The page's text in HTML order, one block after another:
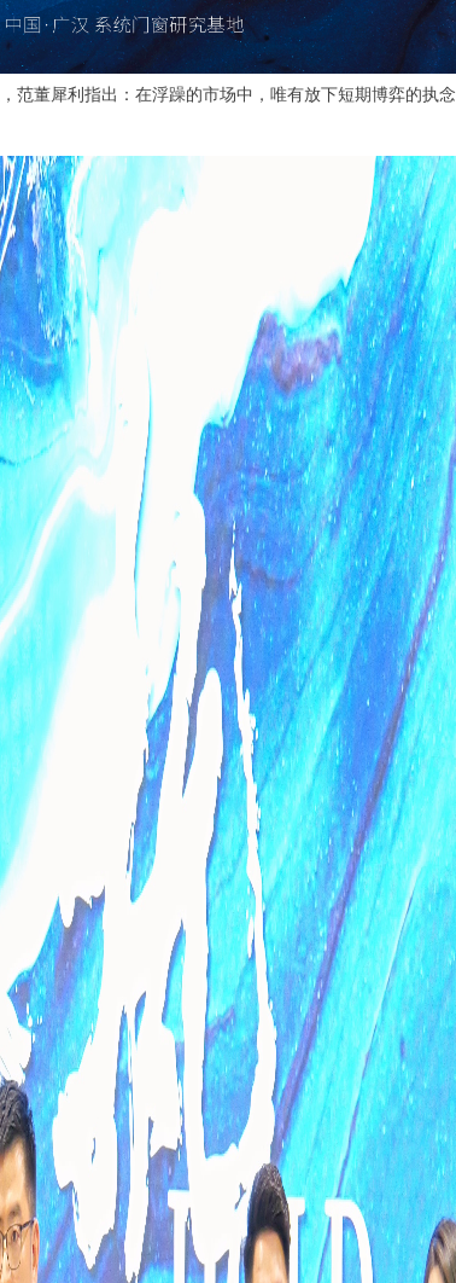
， 范董犀利指出：在浮躁的市场中，唯有放下短期博弈的执